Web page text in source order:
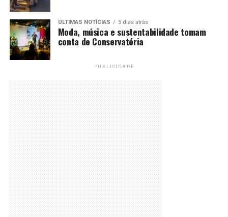
ÚLTIMAS NOTÍCIAS 5 dias atrás
Moda, música e sustentabilidade tomam
conta de Conservatória
PUBLICIDADE